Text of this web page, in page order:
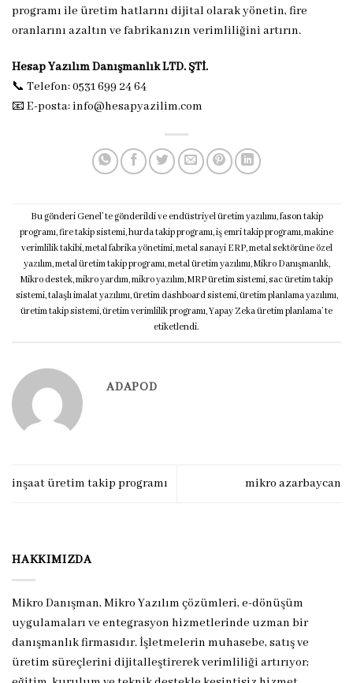
programı ile üretim hatlarını dijital olarak yönetin, fire
oranlarını azaltın ve fabrikanızın verimliliğini artırın.
Hesap Yazılım Danışmanlık LTD. ŞTİ.
📞 Telefon: 0531 699 24 64
📧 E-posta:info@hesapyazilim.com
Bu gönderi Genel’ te gönderildi ve endüstriyel üretim yazılımı,fason takip
programı,fire takip sistemi,hurda takip programı,iş emri takip programı,makine
verimlilik takibi,metal fabrika yönetimi,metal sanayi ERP,metal sektörüne özel
yazılım,metal üretim takip programı,metal üretim yazılımı,Mikro Danışmanlık,
Mikro destek,mikro yardım,mikro yazılım,MRP üretim sistemi,sac üretim takip
sistemi,talaşlı imalat yazılımı,üretim dashboard sistemi,üretim planlama yazılımı,
üretim takip sistemi,üretim verimlilik programı,Yapay Zeka üretim planlama’ te
etiketlendi.
ADAPOD
inşaat üretim takip programı mikro azarbaycan
HAKKIMIZDA
Mikro Danışman, Mikro Yazılım çözümleri, e-dönüşüm
uygulamaları ve entegrasyon hizmetlerinde uzman bir
danışmanlık firmasıdır. İşletmelerin muhasebe, satış ve
üretim süreçlerini dijitalleştirerek verimliliği artırıyor;